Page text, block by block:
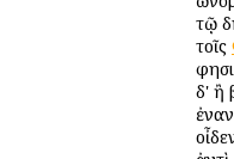
τῷ
τοῖς
δ' ἢ